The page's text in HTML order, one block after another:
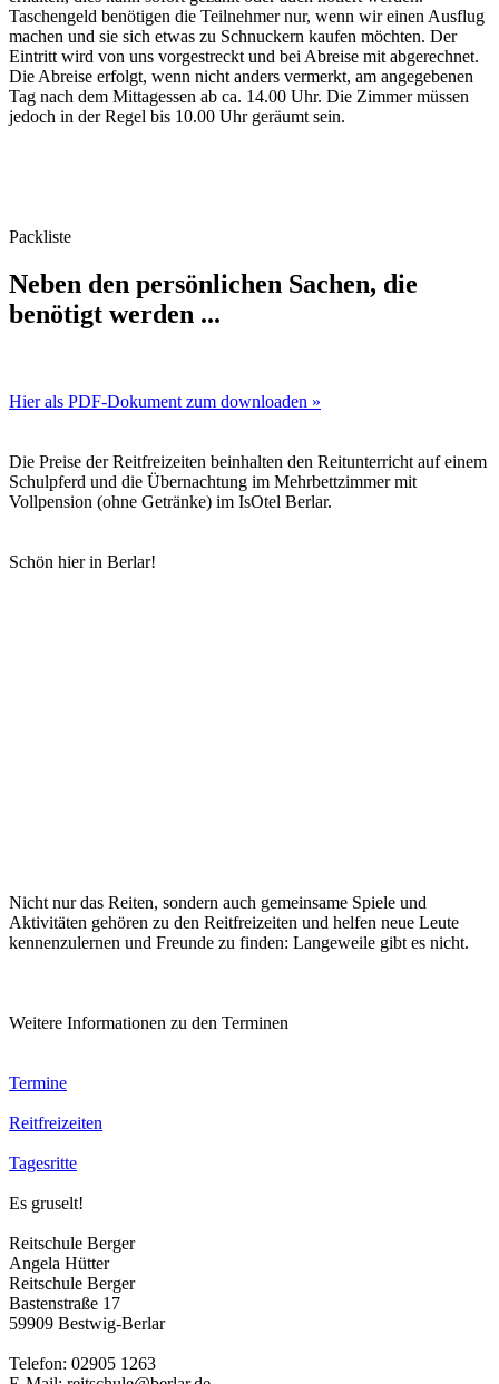
Taschengeld benötigen die Teilnehmer nur, wenn wir einen Ausflug
machen und sie sich etwas zu Schnuckern kaufen möchten. Der
Eintritt wird von uns vorgestreckt und bei Abreise mit abgerechnet.
Die Abreise erfolgt, wenn nicht anders vermerkt, am angegebenen
Tag nach dem Mittagessen ab ca. 14.00 Uhr. Die Zimmer müssen
jedoch in der Regel bis 10.00 Uhr geräumt sein.
Packliste
Neben den persönlichen Sachen, die
benötigt werden ...
Hier als PDF-Dokument zum downloaden »
Die Preise der Reitfreizeiten beinhalten den Reitunterricht auf einem
Schulpferd und die Übernachtung im Mehrbettzimmer mit
Vollpension (ohne Getränke) im IsOtel Berlar.
Schön hier in Berlar!
Nicht nur das Reiten, sondern auch gemeinsame Spiele und
Aktivitäten gehören zu den Reitfreizeiten und helfen neue Leute
kennenzulernen und Freunde zu finden: Langeweile gibt es nicht.
Weitere Informationen zu den Terminen
Termine
Reitfreizeiten
Tagesritte
Es gruselt!
Reitschule Berger
Angela Hütter
Reitschule Berger
Bastenstraße 17
59909 Bestwig-Berlar
Telefon: 02905 1263